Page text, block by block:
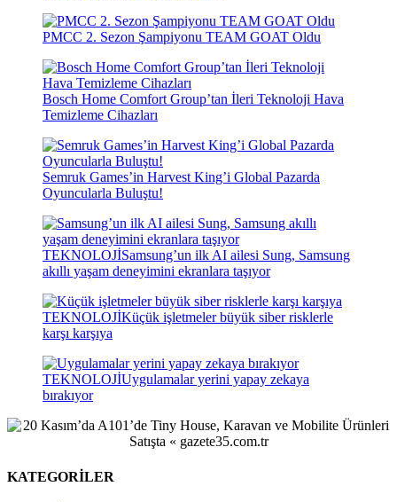
PMCC 2. Sezon Şampiyonu TEAM GOAT Oldu
Bosch Home Comfort Group’tan İleri Teknoloji Hava
Temizleme Cihazları
Semruk Games’in Harvest King’i Global Pazarda
Oyuncularla Buluştu!
TEKNOLOJİSamsung’un ilk AI ailesi Sung, Samsung
akıllı yaşam deneyimini ekranlara taşıyor
TEKNOLOJİKüçük işletmeler büyük siber risklerle
karşı karşıya
TEKNOLOJİUygulamalar yerini yapay zekaya
bırakıyor
KATEGORİLER